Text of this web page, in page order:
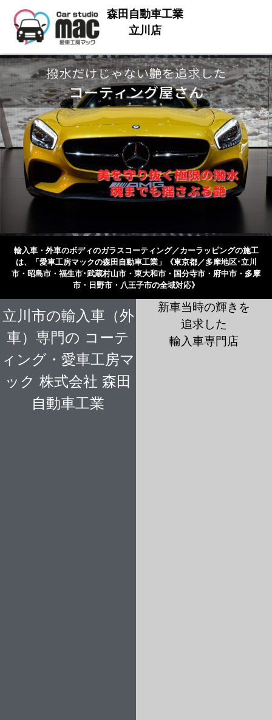
森田自動車工業
立川店
輸入車・外車のボディのガラスコーティング／カーラッピングの施工
は、
「愛車工房マックの森田自動車工業」《東京都／多摩地区･立川
市・昭島市・福生市･武蔵村山市・東大和市・国分寺市・府中市・多摩
市・日野市・八王子市の全域対応》
立川市の輸入車（外
車）専門の コーテ
ィング・愛車工房マ
ック 株式会社 森田
自動車工業
新車当時の輝きを
追求した
輸入車専門店